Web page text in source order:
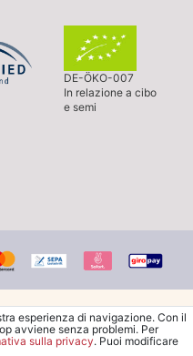
DE-ÖKO-007
In relazione a cibo
e semi
esperienza di navigazione. Con il
avviene senza problemi. Per
sulla privacy. Puoi modificare